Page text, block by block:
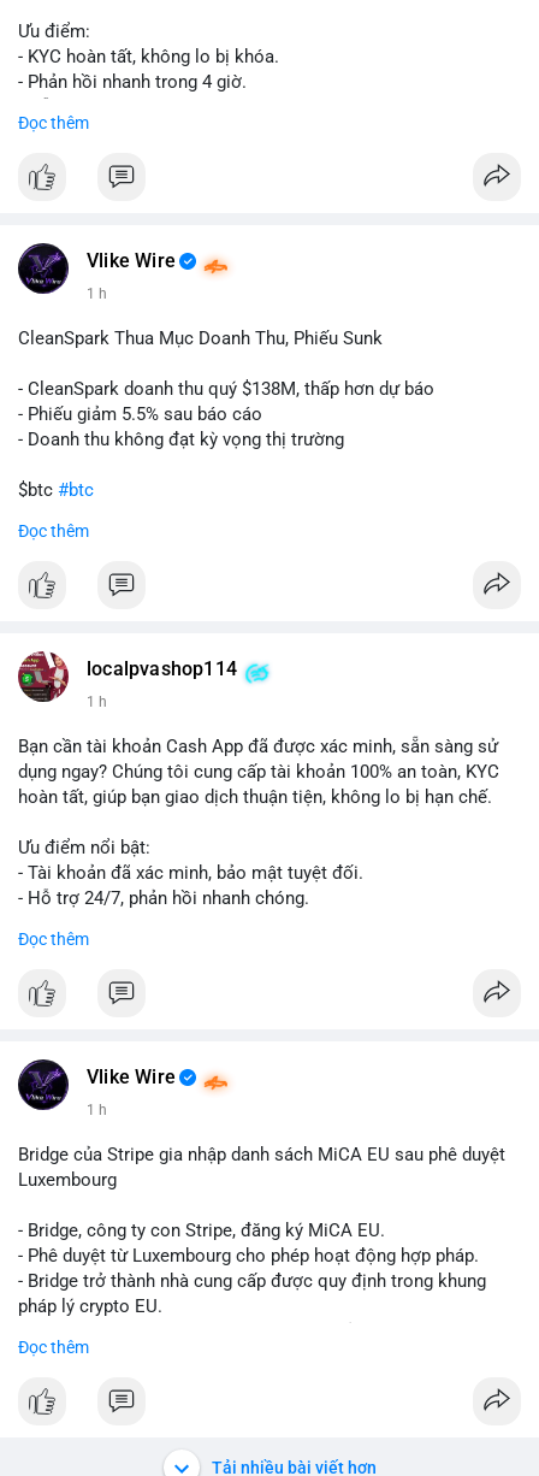
Ưu điểm:
- KYC hoàn tất, không lo bị khóa.
- Phản hồi nhanh trong 4 giờ.
📞 WhatsApp: +1 660 215-8938
Đọc thêm
Vlike Wire
1 h
CleanSpark Thua Mục Doanh Thu, Phiếu Sunk
- CleanSpark doanh thu quý $138M, thấp hơn dự báo
- Phiếu giảm 5.5% sau báo cáo
- Doanh thu không đạt kỳ vọng thị trường
$btc #btc
#vlikevn
📰 Nguồn: Cointelegraph
Đọc thêm
localpvashop114
1 h
Bạn cần tài khoản Cash App đã được xác minh, sẵn sàng sử
dụng ngay? Chúng tôi cung cấp tài khoản 100% an toàn, KYC
hoàn tất, giúp bạn giao dịch thuận tiện, không lo bị hạn chế.
Ưu điểm nổi bật:
- Tài khoản đã xác minh, bảo mật tuyệt đối.
- Hỗ trợ 24/7, phản hồi nhanh chóng.
nay:
📧 Email: localpvashop@gmail.com
Đọc thêm
Vlike Wire
1 h
Bridge của Stripe gia nhập danh sách MiCA EU sau phê duyệt
Luxembourg
- Bridge, công ty con Stripe, đăng ký MiCA EU.
- Phê duyệt từ Luxembourg cho phép hoạt động hợp pháp.
- Bridge trở thành nhà cung cấp được quy định trong khung
pháp lý crypto EU.
#luxembourg
Đọc thêm
Tải nhiều bài viết hơn